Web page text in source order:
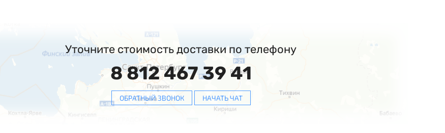
Уточните стоимость доставки по телефону
8 812 467 39 41
ОБРАТНЫЙ ЗВОНОК НАЧАТЬ ЧАТ